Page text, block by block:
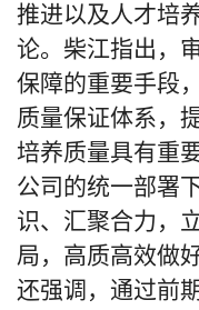
推进以及人才培
论。 柴江指出，
保障的重要手段
质量保证体系，
培养质量具有重
公司的统一部署
识、汇聚合力，
局，高质高效做
还强调，通过前